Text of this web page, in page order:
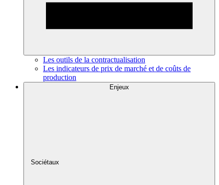
Les outils de la contractualisation
Les indicateurs de prix de marché et de coûts de
production
Enjeux
Sociétaux